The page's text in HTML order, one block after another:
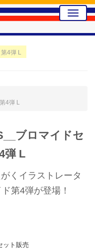
Toggle
4弾 L
4弾 L
ブロマイドセ
弾 L
くイラストレータ
第4弾が登場！
ット販売